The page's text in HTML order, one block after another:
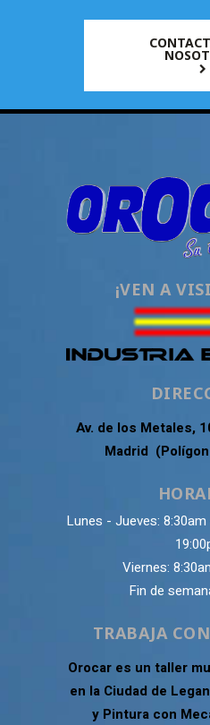
¡VEN A
Av. de los Metales,
Madrid
Lunes - Jueves:
Viernes:
Fin de
TRABAJA
Orocar es un taller
en la Ciudad de
y Pintura con